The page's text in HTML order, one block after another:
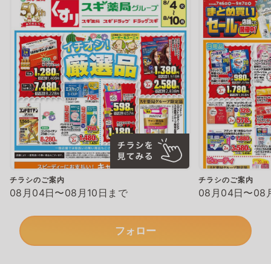
チラシのご案内
08月04日〜08月10日まで
チラシのご案内
08月04日〜08
フォロー